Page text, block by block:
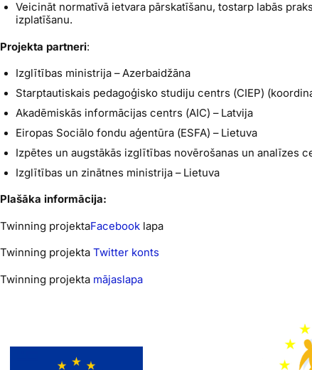
Veicināt normatīvā ietvara pārskatīšanu, tostarp labās
izplatīšanu.
Projekta partneri:
Izglītības ministrija – Azerbaidžāna
Starptautiskais pedagoģisko studiju centrs (CIEP)
Akadēmiskās informācijas centrs (AIC) – Latvija
Eiropas Sociālo fondu aģentūra (ESFA) – Lietuva
Izpētes un augstākās izglītības novērošanas un analīzes
Izglītības un zinātnes ministrija – Lietuva
Plašāka informācija:
Twinning projektaFacebook lapa
Twinning projekta Twitter konts
Twinning projekta mājaslapa